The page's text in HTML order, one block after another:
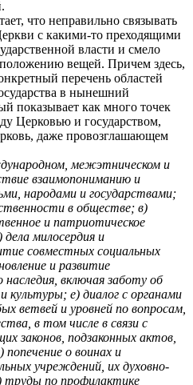
что неправильно связывать
с какими-то преходящими
власти и смело
вещей. Причем здесь,
перечень областей
в нынешний
показывает как много точек
Церковью и государством,
даже провозглашающем
межэтническом и
взаимопониманию и
народами и государствами;
в обществе; в)
и патриотическое
дела милосердия и
совместных социальных
и развитие
наследия, включая заботу об
культуры; е) диалог с органами
ветвей и уровней по вопросам,
в том числе в связи с
законов, подзаконных актов,
о воинах и
учреждений, их духовно-
труды по профилактике